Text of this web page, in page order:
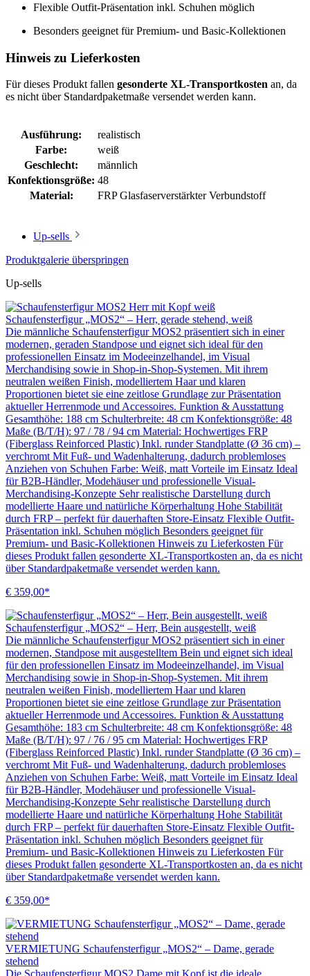
Flexible Outfit-Präsentation inkl. Schuhen möglich
Besonders geeignet für Premium- und Basic-Kollektionen
Hinweis zu Lieferkosten
Für dieses Produkt fallen gesonderte XL-Transportkosten an, da
es nicht über Standardpaketmaße versendet werden kann.
Ausführung:
realistisch
Farbe:
weiß
Geschlecht:
männlich
Konfektionsgröße: 48
Material:
FRP Glasfaserverstärkter Verbundstoff
Up-sells
Produktgalerie überspringen
Up-sells
Schaufensterfigur „MOS2“ – Herr, gerade stehend, weiß
Die männliche Schaufensterfigur MOS2 präsentiert sich in einer
modernen, geraden Standpose und eignet sich ideal für den
professionellen Einsatz im Modeeinzelhandel, im Visual
Merchandising sowie in Shop-in-Shop-Systemen. Mit ihrem
neutralen weißen Finish, modelliertem Haar und klaren
Proportionen bietet sie eine zeitlose Grundlage zur Präsentation
aktueller Herrenmode und Accessoires. Funktion & Ausstattung
Gesamthöhe: 188 cm Schulterbreite: 48 cm Konfektionsgröße: 48
Maße (B/T/H): 97 / 78 / 94 cm Material: Hochwertiges FRP
(Fiberglass Reinforced Plastic) Inkl. runder Standplatte (Ø 36 cm) –
verchromt Mit Fuß- und Wadenhalterung, dadurch problemloses
Anziehen von Schuhen Farbe: Weiß, matt Vorteile im Einsatz Ideal
für B2B-Händler, Modehäuser und professionelle Visual-
Merchandising-Konzepte Sehr realistische Darstellung durch
modellierte Haare und natürliche Körperhaltung Hohe Stabilität
durch FRP – perfekt für dauerhaften Store-Einsatz Flexible Outfit-
Präsentation inkl. Schuhen möglich Besonders geeignet für
Premium- und Basic-Kollektionen Hinweis zu Lieferkosten Für
dieses Produkt fallen gesonderte XL-Transportkosten an, da es nicht
über Standardpaketmaße versendet werden kann.
€ 359,00*
Schaufensterfigur „MOS2“ – Herr, Bein ausgestellt, weiß
Die männliche Schaufensterfigur MOS2 präsentiert sich in einer
modernen, Standpose mit ausgestelltem Bein und eignet sich ideal
für den professionellen Einsatz im Modeeinzelhandel, im Visual
Merchandising sowie in Shop-in-Shop-Systemen. Mit ihrem
neutralen weißen Finish, modelliertem Haar und klaren
Proportionen bietet sie eine zeitlose Grundlage zur Präsentation
aktueller Herrenmode und Accessoires. Funktion & Ausstattung
Gesamthöhe: 183 cm Schulterbreite: 48 cm Konfektionsgröße: 48
Maße (B/T/H): 97 / 76 / 95 cm Material: Hochwertiges FRP
(Fiberglass Reinforced Plastic) Inkl. runder Standplatte (Ø 36 cm) –
verchromt Mit Fuß- und Wadenhalterung, dadurch problemloses
Anziehen von Schuhen Farbe: Weiß, matt Vorteile im Einsatz Ideal
für B2B-Händler, Modehäuser und professionelle Visual-
Merchandising-Konzepte Sehr realistische Darstellung durch
modellierte Haare und natürliche Körperhaltung Hohe Stabilität
durch FRP – perfekt für dauerhaften Store-Einsatz Flexible Outfit-
Präsentation inkl. Schuhen möglich Besonders geeignet für
Premium- und Basic-Kollektionen Hinweis zu Lieferkosten Für
dieses Produkt fallen gesonderte XL-Transportkosten an, da es nicht
über Standardpaketmaße versendet werden kann.
€ 359,00*
VERMIETUNG Schaufensterfigur „MOS2“ – Dame, gerade
stehend